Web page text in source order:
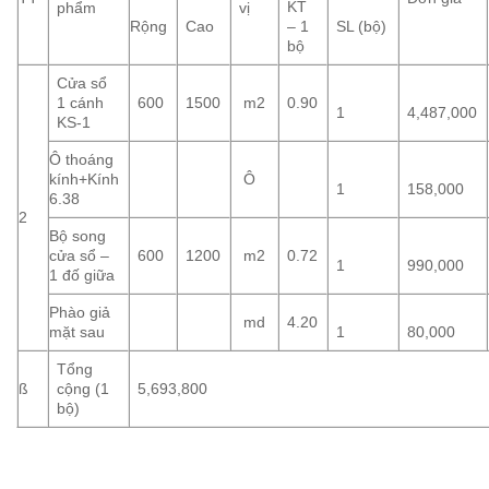
phẩm vị
Rộng
Cao
KT
– 1
bộ
SL (bộ)
2
Cửa sổ
1 cánh
KS-1
600 1500 m2 0.90
1 4,487,000
Ô thoáng
kính+Kính
6.38
Ô
1 158,000
Bộ song
cửa sổ –
1 đố giữa
600 1200 m2 0.72
1 990,000
Phào giả
mặt sau
md 4.20
1 80,000
ß
Tổng
cộng (1
bộ)
5,693,800